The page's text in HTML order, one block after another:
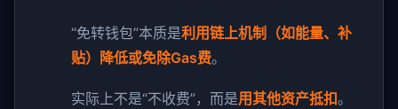
“免转钱包”本质是利用链上机制（如能量、补
贴）降低或免除Gas费。
实际上不是“不收费”，而是用其他资产抵扣。